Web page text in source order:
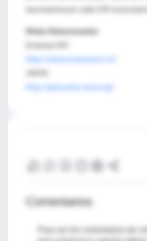
una muerte por cada 195
Webs Relacionadas
Erasmus MC
http://www.erasmusmc.nl/
JAMA
http://jama.ama-assn.org/
Comentarios
Para ver los comentarios de